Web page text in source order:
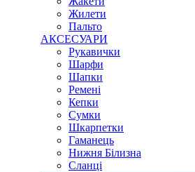
Жилети
Пальто
АКСЕСУАРИ
Рукавички
Шарфи
Шапки
Ремені
Кепки
Сумки
Шкарпетки
Гаманець
Нижня Білизна
Сланці